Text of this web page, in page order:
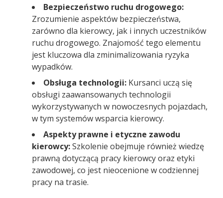
Bezpieczeństwo ruchu drogowego:
Zrozumienie aspektów bezpieczeństwa,
zarówno dla kierowcy, jak i innych uczestników
ruchu drogowego. Znajomość tego elementu
jest kluczowa dla zminimalizowania ryzyka
wypadków.
Obsługa technologii: Kursanci uczą się
obsługi zaawansowanych technologii
wykorzystywanych w nowoczesnych pojazdach,
w tym systemów wsparcia kierowcy.
Aspekty prawne i etyczne zawodu
kierowcy:Szkolenie obejmuje również wiedzę
prawną dotyczącą pracy kierowcy oraz etyki
zawodowej, co jest nieocenione w codziennej
pracy na trasie.